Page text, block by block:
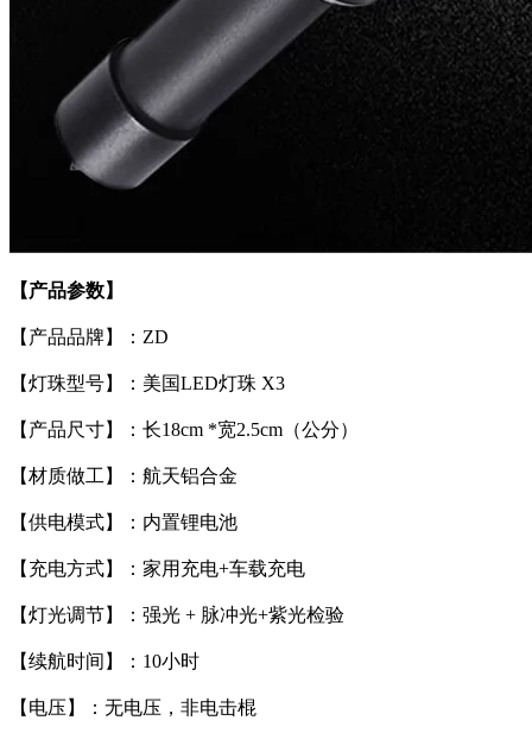
【产品参数】
【产品品牌】：ZD
【灯珠型号】：美国LED灯珠 X3
【产品尺寸】：长18cm *宽2.5cm（公分）
【材质做工】：航天铝合金
【供电模式】：内置锂电池
【充电方式】：家用充电+车载充电
【灯光调节】：强光 + 脉冲光+紫光检验
【续航时间】：10小时
【电压】：无电压，非电击棍